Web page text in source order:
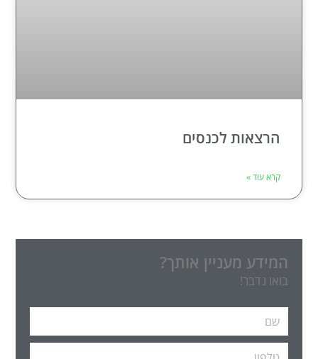
הרצאות לכנסים
קרא עוד »
המידע מעניין אותך?
בואו נדבר!